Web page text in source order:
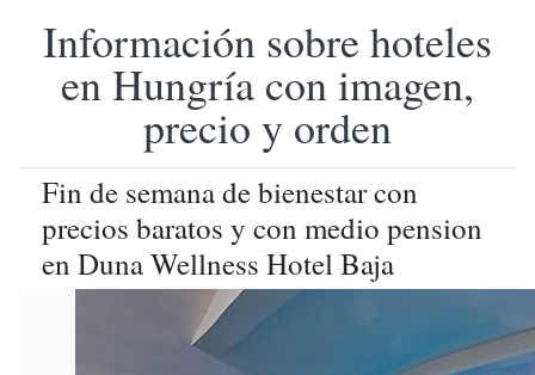
Información sobre hoteles
en Hungría con imagen,
precio y orden
Fin de semana de bienestar con
precios baratos y con medio pension
en Duna Wellness Hotel Baja